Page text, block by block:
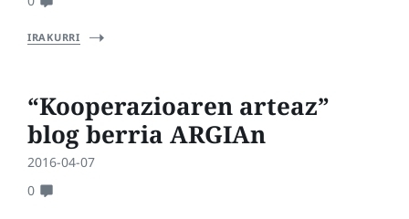
IRAKURRI
“Kooperazioaren arteaz”
blog berria ARGIAn
2016-04-07
0